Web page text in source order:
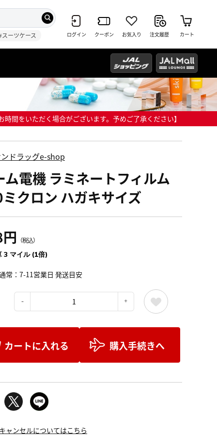
スーツケース ログイン クーポン お気入り 注文履歴 カート
間をいただく場合がございます。予めご了承ください】
ドラッグe-shop
ム電機 ラミネートフィルム
クロン ハガキサイズ
（税込）
3 マイル (1倍)
常：7-11営業日 発送目安
カートに入れる 購入手続きへ
ャンセルについてはこちら